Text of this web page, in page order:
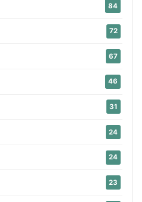
84
72
67
46
31
24
24
23